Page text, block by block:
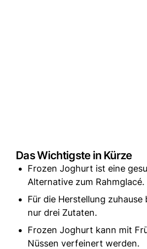
Das Wichtigste in Kürze
Frozen Joghurt ist eine
Alternative zum Rahmglacé.
Für die Herstellung zuhause
nur drei Zutaten.
Frozen Joghurt kann mit
Nüssen verfeinert werden.